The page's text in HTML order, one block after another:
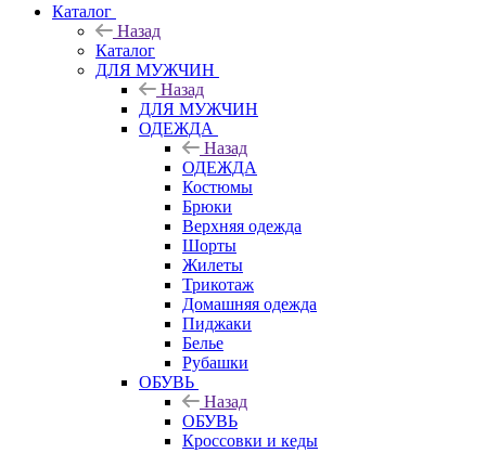
Каталог
Назад
Каталог
ДЛЯ МУЖЧИН
Назад
ДЛЯ МУЖЧИН
ОДЕЖДА
Назад
ОДЕЖДА
Костюмы
Брюки
Верхняя одежда
Шорты
Жилеты
Трикотаж
Домашняя одежда
Пиджаки
Белье
Рубашки
ОБУВЬ
Назад
ОБУВЬ
Кроссовки и кеды